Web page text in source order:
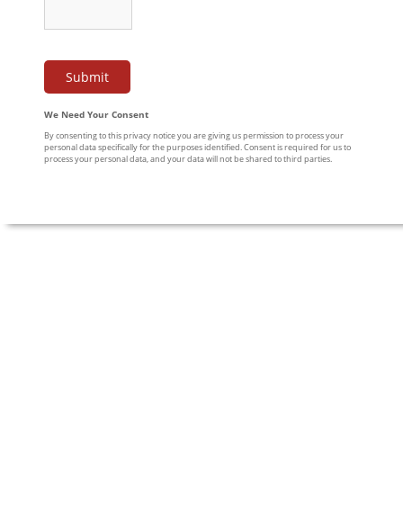
We Need Your Consent
By consenting to this privacy notice you are giving us permission to process your
personal data specifically for the purposes identified. Consent is required for us to
process your personal data, and your data will not be shared to third parties.